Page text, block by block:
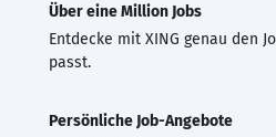
Über eine Million Jobs
Entdecke mit XING genau den
passt.
Persönliche Job-Angebote